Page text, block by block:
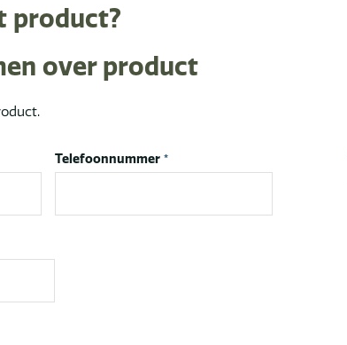
product?
over product
Telefoonnummer *